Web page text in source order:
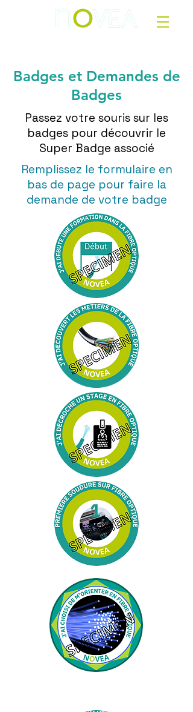
Badges et Demandes de
Badges
Passez votre souris sur les
badges pour découvrir le
Super Badge associé
Remplissez le formulaire en
bas de page pour faire la
demande de votre badge